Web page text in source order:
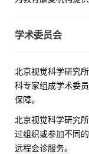
学术委员会
北京视觉科学研究
科专家组成学术委
保障。
北京视觉科学研究
过组织或参加不同
远程会诊服务。